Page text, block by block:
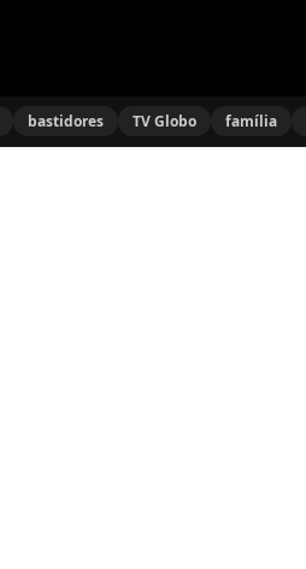
bastidores TV Globo família